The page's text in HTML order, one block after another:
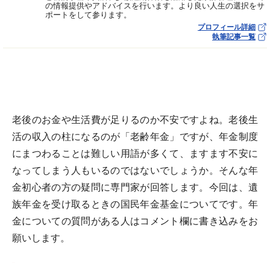
の情報提供やアドバイスを行います。より良い人生の選択をサ
ポートをして参ります。
プロフィール詳細
執筆記事一覧
老後のお金や生活費が足りるのか不安ですよね。老後生
活の収入の柱になるのが「老齢年金」ですが、年金制度
にまつわることは難しい用語が多くて、ますます不安に
なってしまう人もいるのではないでしょうか。そんな年
金初心者の方の疑問に専門家が回答します。今回は、遺
族年金を受け取るときの国民年金基金についてです。年
金についての質問がある人はコメント欄に書き込みをお
願いします。